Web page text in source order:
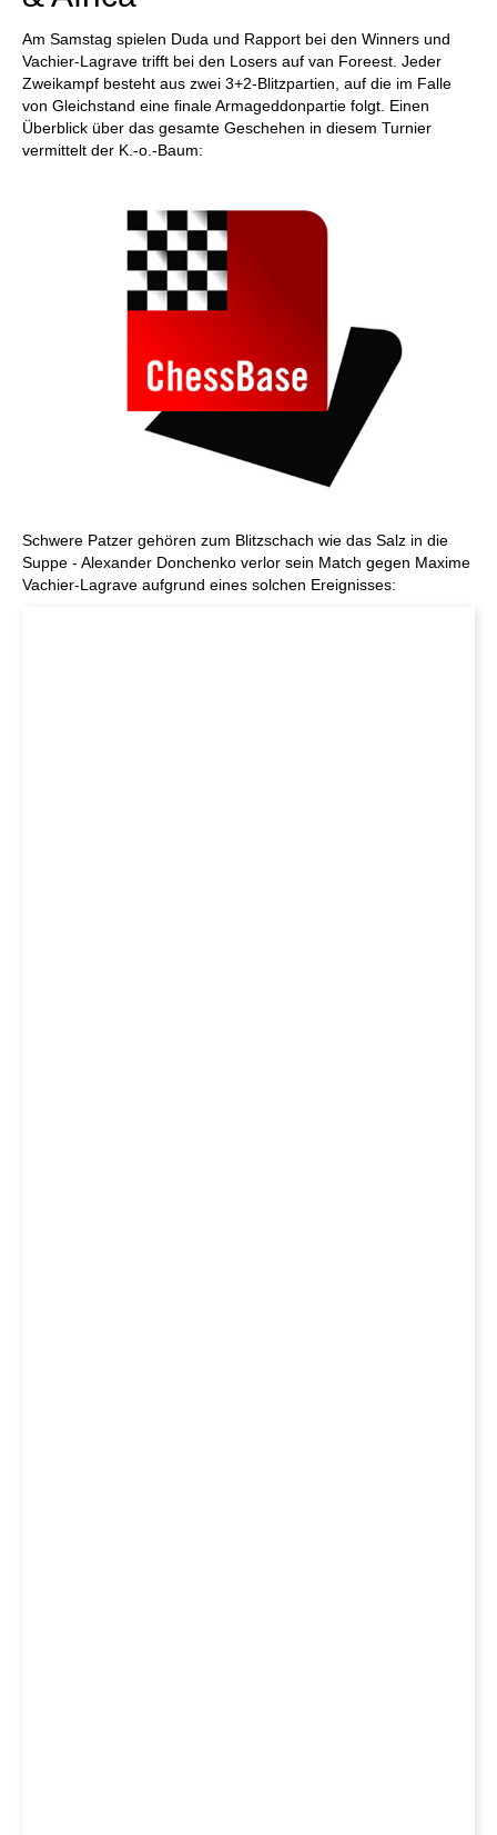
Am Samstag spielen Duda und Rapport bei den Winners und
Vachier-Lagrave trifft bei den Losers auf van Foreest. Jeder
Zweikampf besteht aus zwei 3+2-Blitzpartien, auf die im Falle
von Gleichstand eine finale Armageddonpartie folgt. Einen
Überblick über das gesamte Geschehen in diesem Turnier
vermittelt der K.-o.-Baum:
Schwere Patzer gehören zum Blitzschach wie das Salz in die
Suppe - Alexander Donchenko verlor sein Match gegen Maxime
Vachier-Lagrave aufgrund eines solchen Ereignisses: